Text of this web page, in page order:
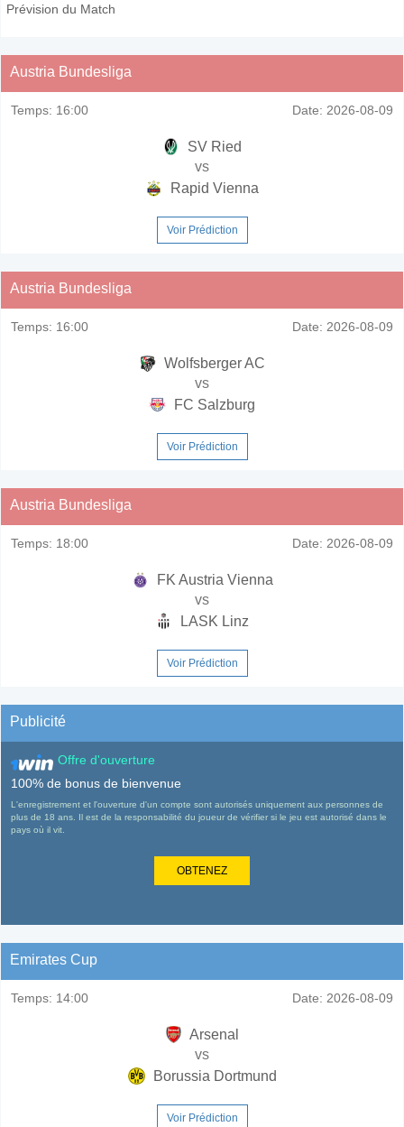
Prévision du Match
Austria Bundesliga
Temps: 16:00 Date: 2026-08-09
SV Ried
vs
Rapid Vienna
Voir Prédiction
Austria Bundesliga
Temps: 16:00 Date: 2026-08-09
Wolfsberger AC
vs
FC Salzburg
Voir Prédiction
Austria Bundesliga
Temps: 18:00 Date: 2026-08-09
FK Austria Vienna
vs
LASK Linz
Voir Prédiction
Publicité
Offre d'ouverture
100% de bonus de bienvenue
L'enregistrement et l'ouverture d'un compte sont autorisés uniquement aux personnes de
plus de 18 ans. Il est de la responsabilité du joueur de vérifier si le jeu est autorisé dans le
pays où il vit.
OBTENEZ
Emirates Cup
Temps: 14:00 Date: 2026-08-09
Arsenal
vs
Borussia Dortmund
Voir Prédiction